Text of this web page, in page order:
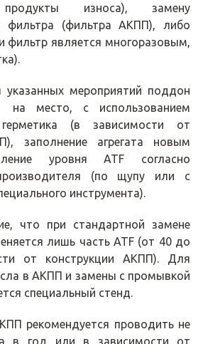
продукты износа), замену
фильтра (фильтра АКПП), либо
фильтр является многоразовым,
указанных мероприятий поддон
на место, с использованием
(в зависимости от
заполнение агрегата новым
уровня ATF согласно
(по щупу или с
инструмента).
что при стандартной замене
лишь часть ATF (от 40 до
от конструкции АКПП). Для
в АКПП и замены с промывкой
специальный стенд.
рекомендуется проводить не
в год или в зависимости от